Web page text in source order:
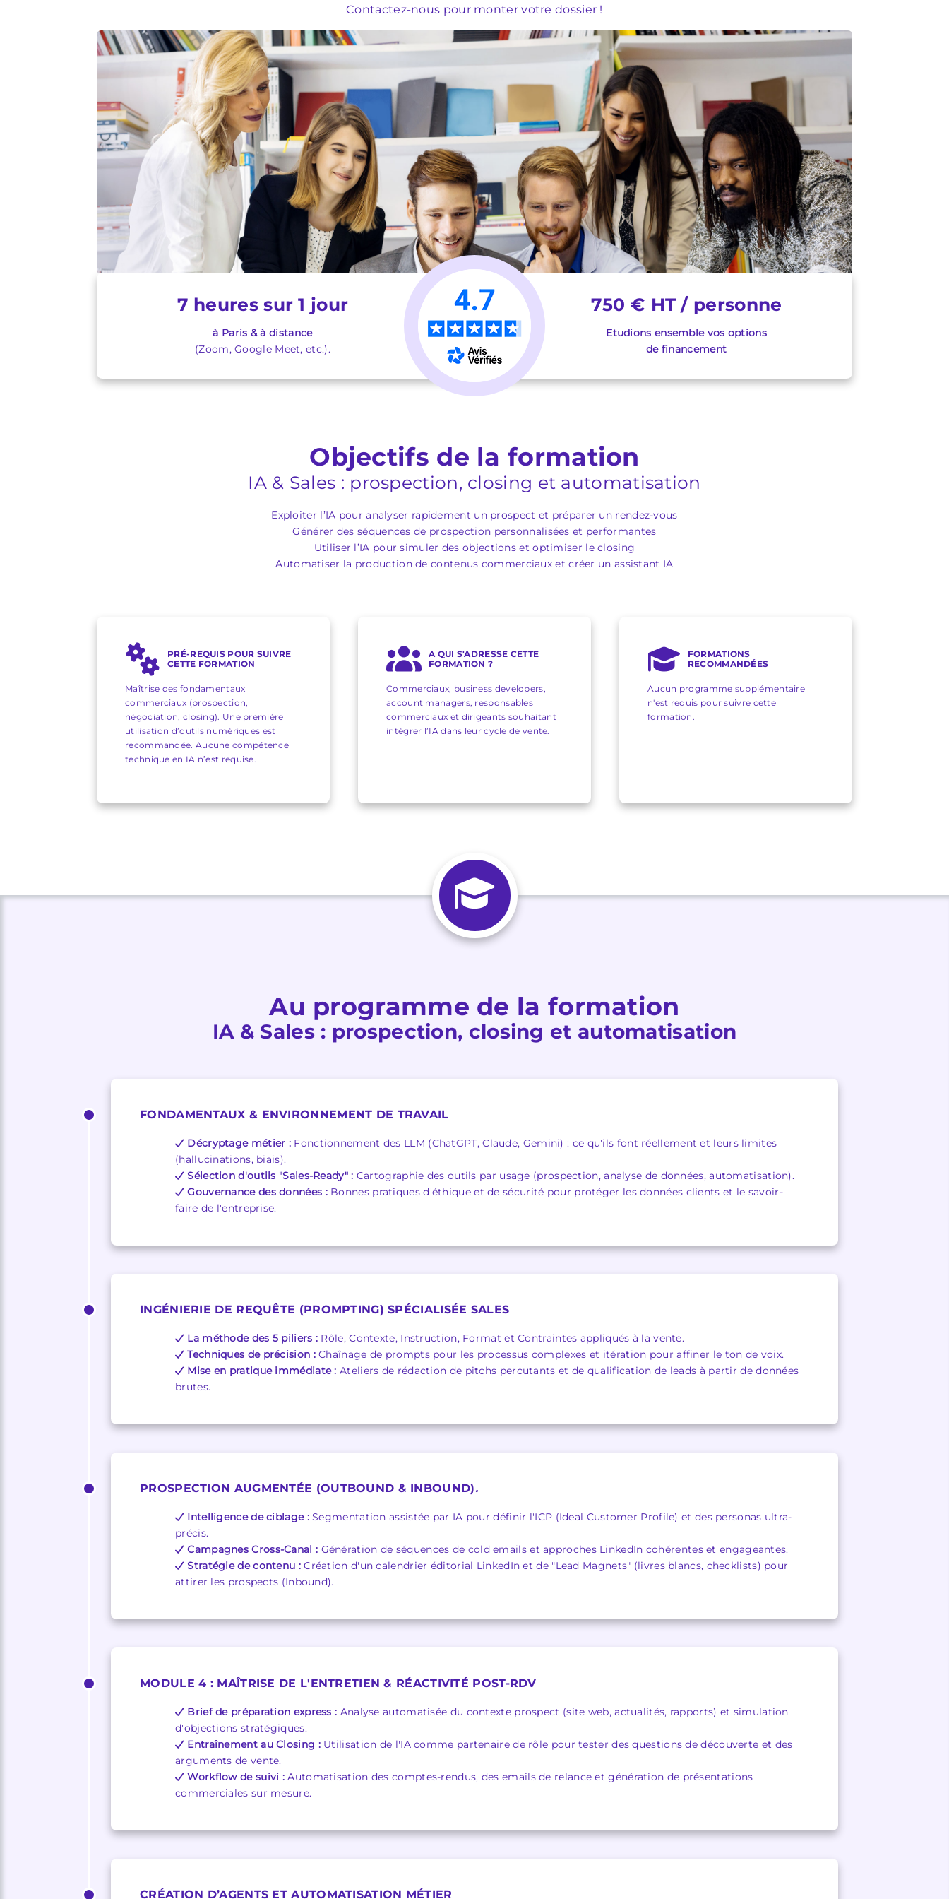
Contactez-nous pour monter votre dossier !
7 heures sur 1 jour
à Paris & à distance
(Zoom, Google Meet, etc.).
750 € HT / personne
Etudions ensemble vos options
de financement
Objectifs de la formation
IA & Sales : prospection, closing et automatisation
Exploiter l’IA pour analyser rapidement un prospect et préparer un rendez-vous
Générer des séquences de prospection personnalisées et performantes
Utiliser l’IA pour simuler des objections et optimiser le closing
Automatiser la production de contenus commerciaux et créer un assistant IA
PRÉ-REQUIS POUR SUIVRE
CETTE FORMATION
Maîtrise des fondamentaux
commerciaux (prospection,
négociation, closing). Une première
utilisation d’outils numériques est
recommandée. Aucune compétence
technique en IA n’est requise.
A QUI S'ADRESSE CETTE
FORMATION ?
Commerciaux, business developers,
account managers, responsables
commerciaux et dirigeants souhaitant
intégrer l’IA dans leur cycle de vente.
FORMATIONS
RECOMMANDÉES
Aucun programme supplémentaire
n'est requis pour suivre cette
formation.
Au programme de la formation
IA & Sales : prospection, closing et automatisation
FONDAMENTAUX & ENVIRONNEMENT DE TRAVAIL
Décryptage métier : Fonctionnement des LLM (ChatGPT, Claude, Gemini) : ce qu'ils font réellement et leurs limites
(hallucinations, biais).
Sélection d'outils "Sales-Ready" : Cartographie des outils par usage (prospection, analyse de données, automatisation).
Gouvernance des données :Bonnes pratiques d'éthique et de sécurité pour protéger les données clients et le savoir-
faire de l'entreprise.
INGÉNIERIE DE REQUÊTE (PROMPTING) SPÉCIALISÉE SALES
La méthode des 5 piliers : Rôle, Contexte, Instruction, Format et Contraintes appliqués à la vente.
Techniques de précision :Chaînage de prompts pour les processus complexes et itération pour affiner le ton de voix.
Mise en pratique immédiate : Ateliers de rédaction de pitchs percutants et de qualification de leads à partir de données
brutes.
PROSPECTION AUGMENTÉE (OUTBOUND & INBOUND).
Intelligence de ciblage :Segmentation assistée par IA pour définir l'ICP (Ideal Customer Profile) et des personas ultra-
précis.
Campagnes Cross-Canal : Génération de séquences de cold emails et approches LinkedIn cohérentes et engageantes.
Stratégie de contenu :Création d'un calendrier éditorial LinkedIn et de "Lead Magnets" (livres blancs, checklists) pour
attirer les prospects (Inbound).
MODULE 4 : MAÎTRISE DE L'ENTRETIEN & RÉACTIVITÉ POST-RDV
Brief de préparation express : Analyse automatisée du contexte prospect (site web, actualités, rapports) et simulation
d'objections stratégiques.
Entraînement au Closing :Utilisation de l'IA comme partenaire de rôle pour tester des questions de découverte et des
arguments de vente.
Workflow de suivi : Automatisation des comptes-rendus, des emails de relance et génération de présentations
commerciales sur mesure.
CRÉATION D’AGENTS ET AUTOMATISATION MÉTIER